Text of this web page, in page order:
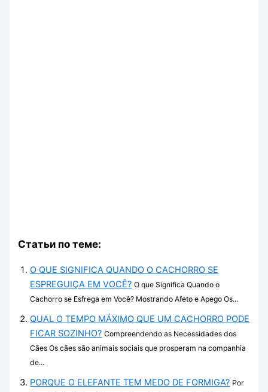
Статьи по теме:
O QUE SIGNIFICA QUANDO O CACHORRO SE
ESPREGUIÇA EM VOCÊ? O que Significa Quando o
Cachorro se Esfrega em Você? Mostrando Afeto e Apego Os...
QUAL O TEMPO MÁXIMO QUE UM CACHORRO PODE
FICAR SOZINHO? Compreendendo as Necessidades dos
Cães Os cães são animais sociais que prosperam na companhia
de...
PORQUE O ELEFANTE TEM MEDO DE FORMIGA? Por